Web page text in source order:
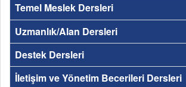
Temel Meslek Dersleri
Uzmanlık/Alan Dersleri
Destek Dersleri
İletişim ve Yönetim Becerileri Dersleri